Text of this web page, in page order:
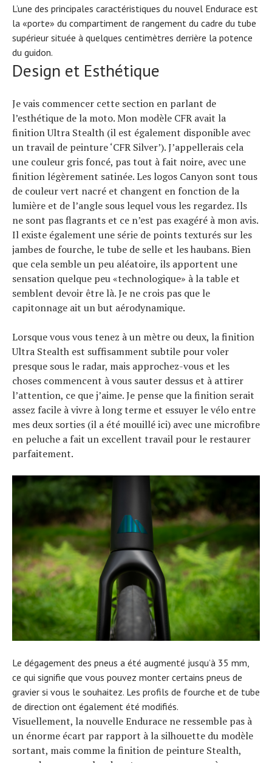
L’une des principales caractéristiques du nouvel Endurace est
la «porte» du compartiment de rangement du cadre du tube
supérieur située à quelques centimètres derrière la potence
du guidon.
Design et Esthétique
Je vais commencer cette section en parlant de
l’esthétique de la moto. Mon modèle CFR avait la
finition Ultra Stealth (il est également disponible avec
un travail de peinture ‘CFR Silver’). J’appellerais cela
une couleur gris foncé, pas tout à fait noire, avec une
finition légèrement satinée. Les logos Canyon sont tous
de couleur vert nacré et changent en fonction de la
lumière et de l’angle sous lequel vous les regardez. Ils
ne sont pas flagrants et ce n’est pas exagéré à mon avis.
Il existe également une série de points texturés sur les
jambes de fourche, le tube de selle et les haubans. Bien
que cela semble un peu aléatoire, ils apportent une
sensation quelque peu «technologique» à la table et
semblent devoir être là. Je ne crois pas que le
capitonnage ait un but aérodynamique.
Lorsque vous vous tenez à un mètre ou deux, la finition
Ultra Stealth est suffisamment subtile pour voler
presque sous le radar, mais approchez-vous et les
choses commencent à vous sauter dessus et à attirer
l’attention, ce que j’aime. Je pense que la finition serait
assez facile à vivre à long terme et essuyer le vélo entre
mes deux sorties (il a été mouillé ici) avec une microfibre
en peluche a fait un excellent travail pour le restaurer
parfaitement.
Le dégagement des pneus a été augmenté jusqu’à 35 mm,
ce qui signifie que vous pouvez monter certains pneus de
gravier si vous le souhaitez. Les profils de fourche et de tube
de direction ont également été modifiés.
Visuellement, la nouvelle Endurace ne ressemble pas à
un énorme écart par rapport à la silhouette du modèle
sortant, mais comme la finition de peinture Stealth,
Actualités
Technologies
Tendances
Tous nos articles
À propos